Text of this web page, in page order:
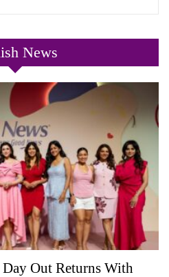
News
Day Out Returns With